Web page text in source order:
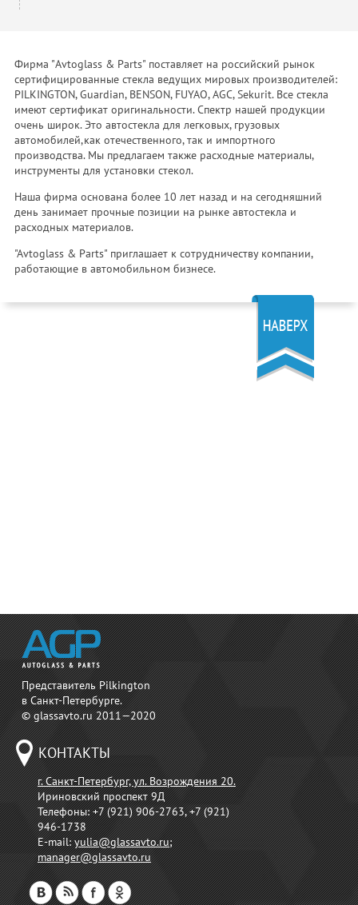
Фирма "Avtoglass & Parts" поставляет на российский рынок
сертифицированные стекла ведущих мировых производителей:
PILKINGTON, Guardian, BENSON, FUYAO, AGC, Sekurit. Все стекла
имеют сертификат оригинальности. Спектр нашей продукции
очень широк. Это автостекла для легковых, грузовых
автомобилей,как отечественного, так и импортного
производства. Мы предлагаем также расходные материалы,
инструменты для установки стекол.
Наша фирма основана более 10 лет назад и на сегодняшний
день занимает прочные позиции на рынке автостекла и
расходных материалов.
"Avtoglass & Parts" приглашает к сотрудничеству компании,
работающие в автомобильном бизнесе.
Представитель Pilkington
в Санкт-Петербурге.
© glassavto.ru 2011—2020
КОНТАКТЫ
г. Санкт-Петербург, ул. Возрождения 20.
Ириновский проспект 9Д
Телефоны:+7 (921) 906-2763, +7 (921)
946-1738
E-mail:yulia@glassavto.ru;
manager@glassavto.ru